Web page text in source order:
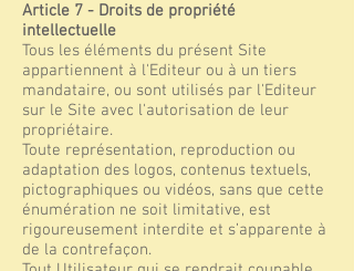
Article 7 - Droits de propriété
intellectuelle
Tous les éléments du présent Site
appartiennent à l'Editeur ou à un tiers
mandataire, ou sont utilisés par l'Editeur
sur le Site avec l'autorisation de leur
propriétaire.
Toute représentation, reproduction ou
adaptation des logos, contenus textuels,
pictographiques ou vidéos, sans que cette
énumération ne soit limitative, est
rigoureusement interdite et s’apparente à
de la contrefaçon.